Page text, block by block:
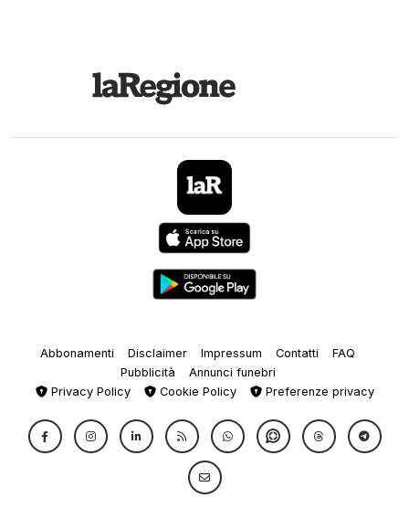
Abbonamenti Disclaimer Impressum Contatti
FAQ
Pubblicità
Annunci funebri
Privacy Policy
Cookie Policy Preferenze privacy